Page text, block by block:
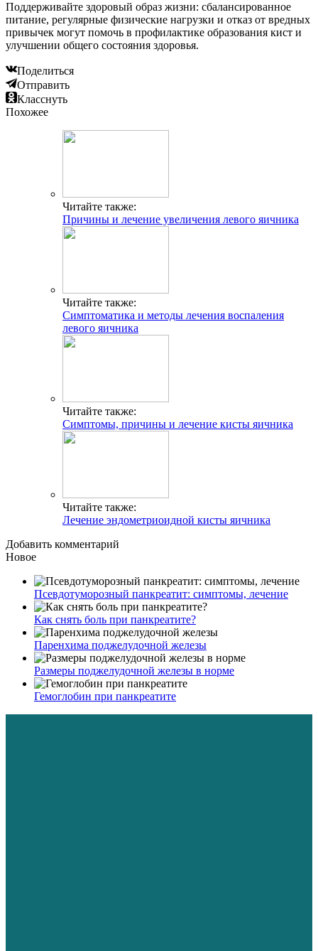
Поддерживайте здоровый образ жизни: сбалансированное
питание, регулярные физические нагрузки и отказ от вредных
привычек могут помочь в профилактике образования кист и
улучшении общего состояния здоровья.
Поделиться
Отправить
Класснуть
Похожее
Читайте также:
Причины и лечение увеличения левого яичника
Читайте также:
Симптоматика и методы лечения воспаления
левого яичника
Читайте также:
Симптомы, причины и лечение кисты яичника
Читайте также:
Лечение эндометриоидной кисты яичника
Добавить комментарий
Новое
Псевдотуморозный панкреатит: симптомы, лечение
Как снять боль при панкреатите?
Паренхима поджелудочной железы
Размеры поджелудочной железы в норме
Гемоглобин при панкреатите